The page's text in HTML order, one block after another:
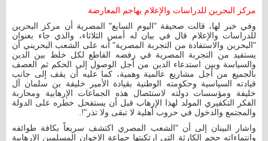
مركز البحرين للدراسات والإعلام يهاجم المعارضة
وفي خبر لها، قالت صحيفة "اليوم السابع" المصرية أن مركز البحرين
للدراسات والإعلام قال في بيان له أمس الثلاثاء، والذي جاء بعنوان
"البحرين والاستفادة من التجربة المصرية" أنه على الشعب البحريني أن
يستفيد من التجربة المصرية في رفضه القاطع لكل خلط بين الدين
والسياسة وبين استدعاء الدين من أجل الوصول إلى الحكم ثم العصف
بالجميع من أجل مشاريع عالمية وهمية، كما عليه أن يقف إلى جانب
قيادته السياسية وحكومته الوطنية بقيادة الأمير خليفة بن سلمان آل
خليفة ومؤسسات دولته لاستئصال هذه الجماعات الإرهابية ومحاربة
الفكر التكفيري المولد لهذا الإرهاب قبل أن يستفحل خطره على الدولة
والمجتمع والدخول في حروب أهلية لا تبقى ولا تذر"!.
واشار البينان إلى أن "الشعب المصري اكتشف سريعاً بكافة طوائفه
وانتماءاته حجم الكارثة التي ارتكبتها جماعة الاخوان المسلمين الإرهابية